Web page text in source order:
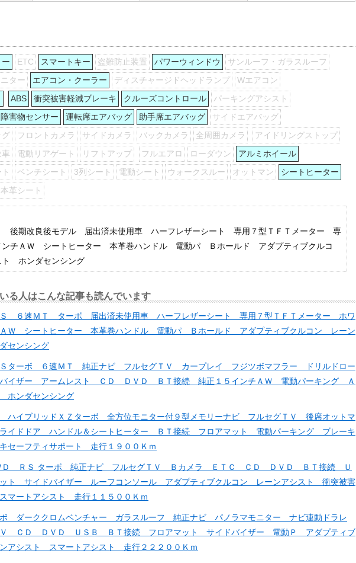
ETC スマートキー 盗難防止装置 パワーウィンドウ
サンルーフ・ガラスルーフ
ター エアコン・クーラー ディスチャージドヘッドランプ
Wエアコン
ABS 衝突被害軽減ブレーキ クルーズコントロール
パーキングアシスト
障害物センサー 運転席エアバッグ 助手席エアバッグ
サイドエアバッグ
グ
フロントカメラ サイドカメラ バックカメラ 全周囲カメラ
アイドリングストップ
電動リアゲート リフトアップ フルエアロ ローダウン
アルミホイール
ベンチシート 3列シート 電動シート ウォークスルー オットマン
シートヒーター
本革シート
後期改良後モデル 届出済未使用車 ハーフレザーシート 専用７型ＴＦＴメーター 専
ンチＡＷ シートヒーター 本革巻ハンドル 電動パ Ｂホールド アダプティブクルコ
ホンダセンシング
る人はこんな記事も読んでいます
６速ＭＴ ターボ 届出済未使用車 ハーフレザーシート 専用７型ＴＦＴメーター ホワ
ＡＷ シートヒーター 本革巻ハンドル 電動パ Ｂホールド アダプティブクルコン レーン
センシング
ターボ ６速ＭＴ 純正ナビ フルセグＴＶ カープレイ フジツボマフラー ドリルドロー
イザー アームレスト ＣＤ ＤＶＤ ＢＴ接続 純正１５インチＡＷ 電動パーキング Ａ
ンダセンシング
ハイブリッドＸＺターボ 全方位モニター付９型メモリーナビ フルセグＴＶ 後席オットマ
イドドア ハンドル＆シートヒーター ＢＴ接続 フロアマット 電動パーキング ブレーキ
セーフティサポート 走行１９００Ｋｍ
Ｄ ＲＳ ターボ 純正ナビ フルセグＴＶ Ｂカメラ ＥＴＣ ＣＤ ＤＶＤ ＢＴ接続 Ｕ
ト サイドバイザー ルーフコンソール アダプティブクルコン レーンアシスト 衝突被害
マートアシスト 走行１１５００Ｋｍ
ダーククロムベンチャー ガラスルーフ 純正ナビ パノラマモニター ナビ連動ドラレ
ＣＤ ＤＶＤ ＵＳＢ ＢＴ接続 フロアマット サイドバイザー 電動Ｐ アダプティブ
アシスト スマートアシスト 走行２２２００Ｋｍ